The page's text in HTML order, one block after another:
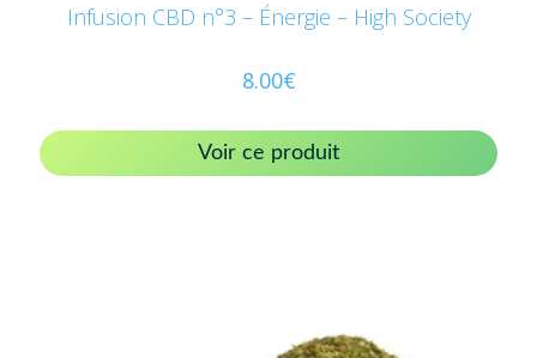
Infusion CBD n°3 – Énergie – High Society
8.00€
Voir ce produit